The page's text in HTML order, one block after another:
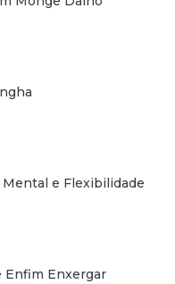
Mental e Flexibilidade
Enfim Enxergar